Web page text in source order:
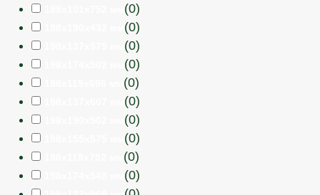
(0)
(0)
(0)
(0)
(0)
(0)
(0)
(0)
(0)
(0)